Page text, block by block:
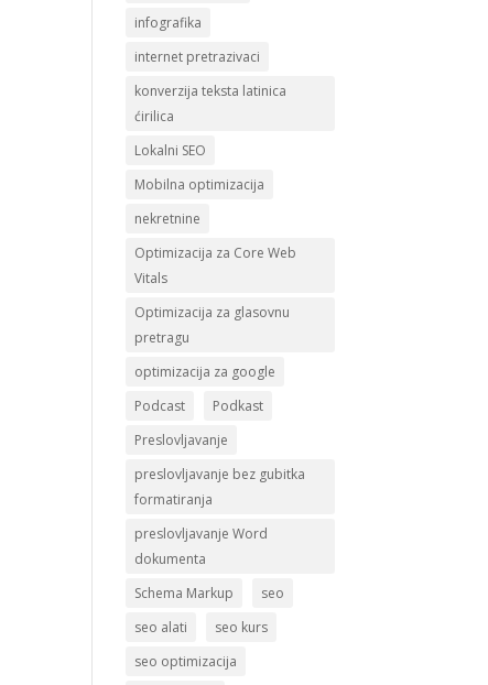
infografika
internet pretrazivaci
konverzija teksta latinica
ćirilica
Lokalni SEO
Mobilna optimizacija
nekretnine
Optimizacija za Core Web
Vitals
Optimizacija za glasovnu
pretragu
optimizacija za google
Podcast
Podkast
Preslovljavanje
preslovljavanje bez gubitka
formatiranja
preslovljavanje Word
dokumenta
Schema Markup
seo
seo alati
seo kurs
seo optimizacija